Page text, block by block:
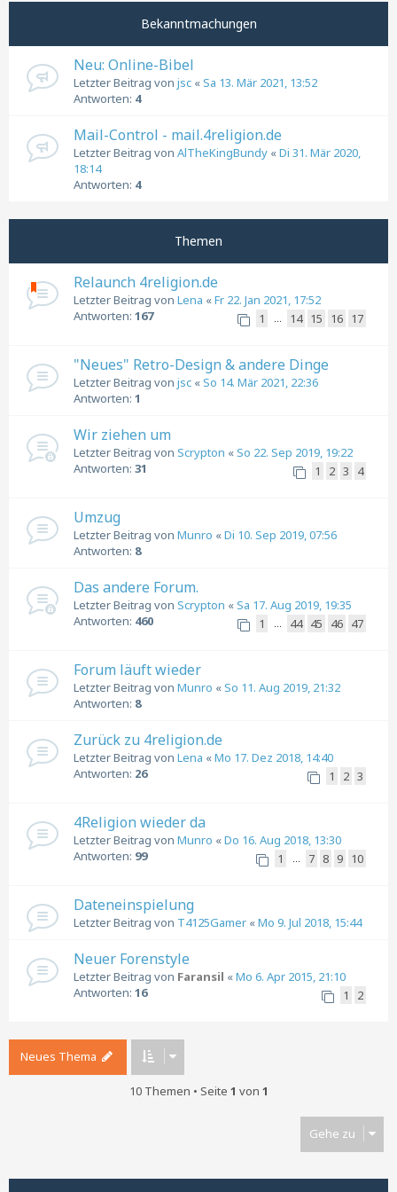
Bekanntmachungen
Neu: Online-Bibel
Letzter Beitrag von jsc «Sa 13. Mär 2021, 13:52
Antworten: 4
Mail-Control - mail.4religion.de
Letzter Beitrag von AlTheKingBundy «Di 31. Mär 2020,
18:14
Antworten: 4
Themen
Relaunch 4religion.de
Letzter Beitrag von Lena «Fr 22. Jan 2021, 17:52
Antworten: 167 1 … 14 15 16 17
"Neues" Retro-Design & andere Dinge
Letzter Beitrag von jsc «So 14. Mär 2021, 22:36
Antworten: 1
Wir ziehen um
Letzter Beitrag von Scrypton «So 22. Sep 2019, 19:22
Antworten: 31 1 2 3 4
Umzug
Letzter Beitrag von Munro «Di 10. Sep 2019, 07:56
Antworten: 8
Das andere Forum.
Letzter Beitrag von Scrypton «Sa 17. Aug 2019, 19:35
Antworten: 460 1 … 44 45 46 47
Forum läuft wieder
Letzter Beitrag von Munro «So 11. Aug 2019, 21:32
Antworten: 8
Zurück zu 4religion.de
Letzter Beitrag von Lena «Mo 17. Dez 2018, 14:40
Antworten: 26 1 2 3
4Religion wieder da
Letzter Beitrag von Munro «Do 16. Aug 2018, 13:30
Antworten: 99 1 … 7 8 9 10
Dateneinspielung
Letzter Beitrag von T4125Gamer «Mo 9. Jul 2018, 15:44
Neuer Forenstyle
Letzter Beitrag von Faransil «Mo 6. Apr 2015, 21:10
Antworten: 16 1 2
Neues Thema
10 Themen • Seite 1 von 1
Gehe zu